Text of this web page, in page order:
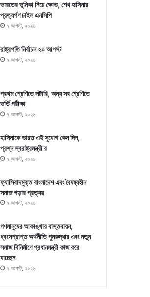
ভারতের ভূমিকা নিয়ে ক্ষোভ, শেখ হাসিনার
প্রত্যর্পণ চাইল এনসিপি
৭ আগস্ট, ২০২৬
রাষ্ট্রপতি নির্বাচন ২০ আগস্ট
৭ আগস্ট, ২০২৬
প্রথম শ্রেণিতে লটারি, অন্য সব শ্রেণিতে
ভর্তি পরীক্ষা
৭ আগস্ট, ২০২৬
হাসিনাকে ভারত এই সুযোগ কেন দিল,
প্রশ্ন স্বরাষ্ট্রমন্ত্রী’র
৭ আগস্ট, ২০২৬
ফ্যাসিবাদমুক্ত বাংলাদেশ এবং বৈষম্যহীন
সমাজ গড়ার প্রত্যয়
৭ আগস্ট, ২০২৬
গণমানুষের আকাঙ্খার বাস্তবায়ন,
ধ্বংসপ্রাপ্ত অর্থনীতি পুনরুদ্ধার এবং নতুন
সমাজ বিনির্মাণে প্রধানমন্ত্রী কাজ করে
যাচ্ছেন
৭ আগস্ট, ২০২৬